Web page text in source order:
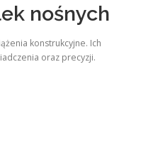
nośnych
konstrukcyjne. Ich
oraz precyzji.